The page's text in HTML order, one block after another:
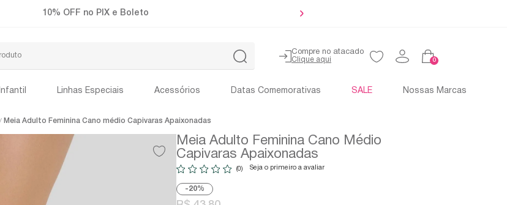
Frete Grátis a partir de R$299
Compre no atacado
0
Infantil Linhas Especiais Acessórios Datas Comemorativas SALE Nossas Marcas
Meia Adulto Feminina Cano médio Capivaras Apaixonadas
Meia Adulto Feminina Cano Médio
Capivaras Apaixonadas
(0) Seja o primeiro a avaliar
20%